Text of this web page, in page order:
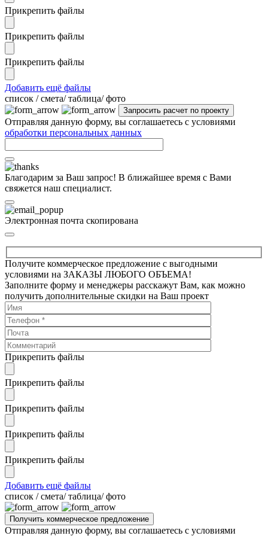
Прикрепить файлы
Прикрепить файлы
Прикрепить файлы
Добавить ещё файлы
cписок / смета/ таблица/ фото
Отправляя данную форму, вы соглашаетесь с условиями
обработки персональных данных
Благодарим за Ваш запрос! В ближайшее время с Вами
свяжется наш специалист.
Электронная почта скопирована
Получите коммерческое предложение с выгодными
условиями на ЗАКАЗЫ ЛЮБОГО ОБЪЕМА!
Заполните форму и менеджеры расскажут Вам, как можно
получить дополнительные скидки на Ваш проект
Прикрепить файлы
Прикрепить файлы
Прикрепить файлы
Прикрепить файлы
Прикрепить файлы
Добавить ещё файлы
cписок / смета/ таблица/ фото
Отправляя данную форму, вы соглашаетесь с условиями